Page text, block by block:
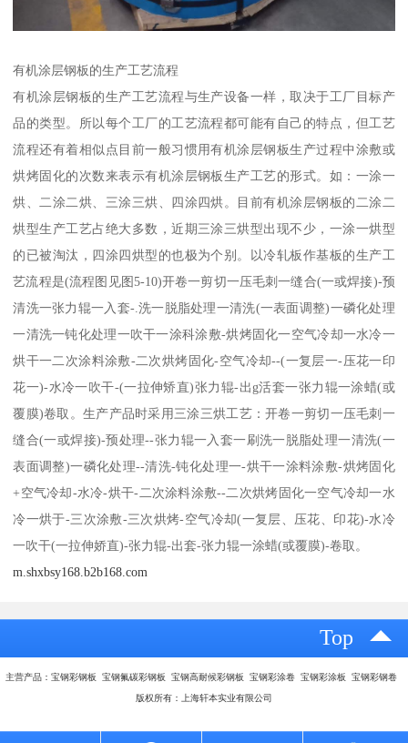
有机涂层钢板的生产工艺流程
有机涂层钢板的生产工艺流程与生产设备一样，取决于工厂目标产
品的类型。所以每个工厂的工艺流程都可能有自己的特点，但工艺
流程还有着相似点目前一般习惯用有机涂层钢板生产过程中涂敷或
烘烤固化的次数来表示有机涂层钢板生产工艺的形式。如：一涂一
烘、二涂二烘、三涂三烘、四涂四烘。目前有机涂层钢板的二涂二
烘型生产工艺占绝大多数，近期三涂三烘型出现不少，一涂一烘型
的已被淘汰，四涂四烘型的也极为个别。以冷轧板作基板的生产工
艺流程是(流程图见图5-10)开卷一剪切一压毛刺一缝合(一或焊接)-预
清洗一张力辊一入套-.洗一脱脂处理一清洗(一表面调整)一磷化处理
一清洗一钝化处理一吹干一涂科涂敷-烘烤固化一空气冷却一水冷一
烘干一二次涂料涂敷-二次烘烤固化-空气冷却--(一复层一-压花一印
花一)-水冷一吹干-(一拉伸矫直)张力辊-出g活套一张力辊一涂蜡(或
覆膜)卷取。生产产品时采用三涂三烘工艺：开卷一剪切一压毛刺一
缝合(一或焊接)-预处理--张力辊一入套一刷洗一脱脂处理一清洗(一
表面调整)一磷化处理--清洗-钝化处理一-烘干一涂料涂敷-烘烤固化
+空气冷却-水冷-烘干-二次涂料涂敷--二次烘烤固化一空气冷却一水
冷一烘于-三次涂敷-三次烘烤-空气冷却(一复层、压花、印花)-水冷
一吹干(一拉伸娇直)-张力辊-出套-张力辊一涂蜡(或覆膜)-卷取。
m.shxbsy168.b2b168.com
Top
主营产品：宝钢彩钢板 宝钢氟碳彩钢板 宝钢高耐候彩钢板 宝钢彩涂卷 宝钢彩涂板 宝钢彩钢卷
版权所有：上海轩本实业有限公司